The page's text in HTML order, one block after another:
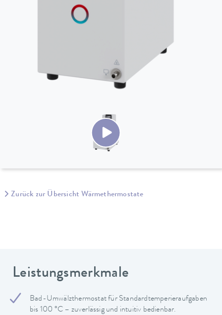
Zurück zur Übersicht Wärmethermostate
Leistungsmerkmale
Bad-Umwälzthermostat für Standardtemperieraufgaben
bis 100 °C – zuverlässig und intuitiv bedienbar.